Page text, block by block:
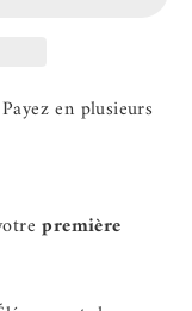
en plusieurs
première